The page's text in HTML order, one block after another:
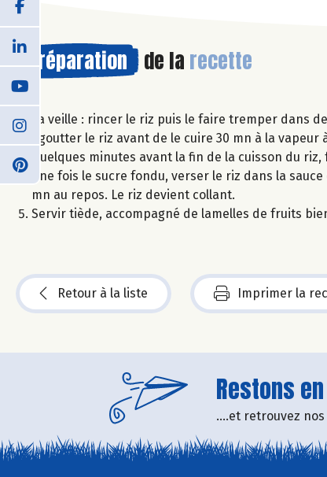
Préparation de la recette
La veille : rincer le riz puis le faire tremper dans
Egoutter le riz avant de le cuire 30 mn à la
Quelques minutes avant la fin de la cuisson du
Une fois le sucre fondu, verser le riz dans la
mn au repos. Le riz devient collant.
Servir tiède, accompagné de lamelles de fruits
Retour à la liste Imprimer la
Restons
....et retrouvez